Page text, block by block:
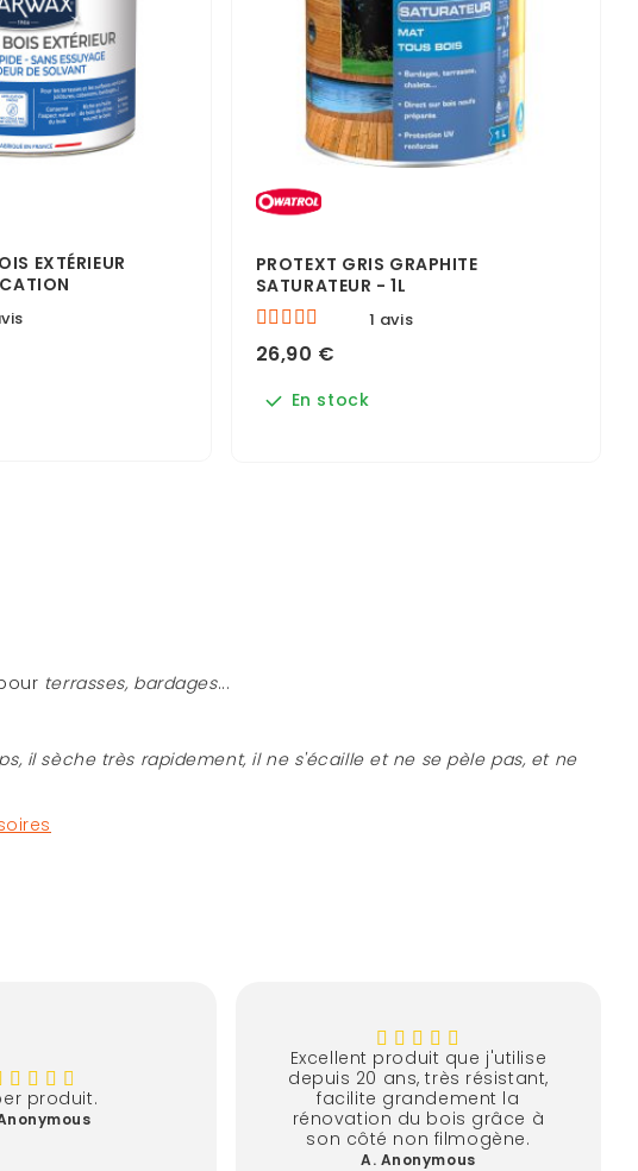
EXTÉRIEUR
PROTEXT GRIS GRAPHITE
SATURATEUR - 1L
1 avis
26,90 €
En stock
terrasses, bardages...
il sèche très rapidement, il ne s'écaille et ne se pèle pas, et ne
produit.
Excellent produit que j'utilise
depuis 20 ans, très résistant,
facilite grandement la
rénovation du bois grâce à
son côté non filmogène.
A. Anonymous